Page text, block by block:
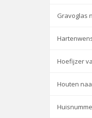
Gravoglas
Hoefijzer
Houten